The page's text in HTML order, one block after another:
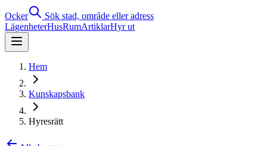
Ocker
Sök stad, område eller adress
LägenheterHusRumArtiklarHyr ut
Hem
Kunskapsbank
Hyresrätt